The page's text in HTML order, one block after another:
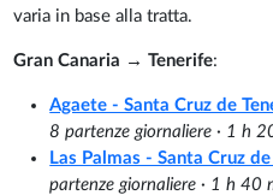
varia in base alla tratta.
Gran Canaria → Tenerife:
Agaete - Santa Cruz de
8 partenze giornaliere · 1 h
Las Palmas - Santa Cruz
partenze giornaliere · 1 h 40